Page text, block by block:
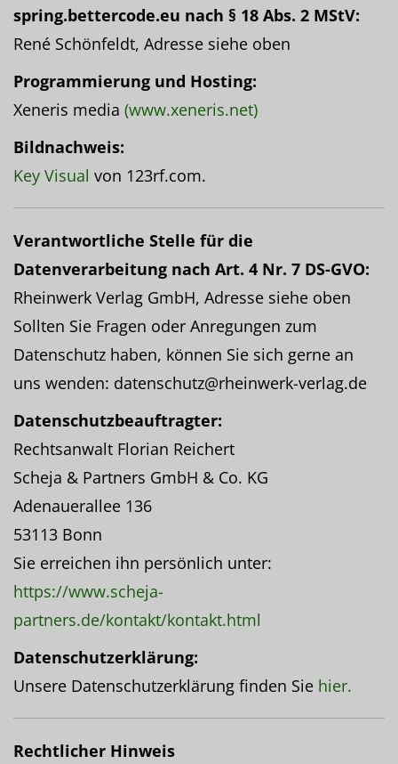
spring.bettercode.eu nach § 18 Abs. 2 MStV:
René Schönfeldt, Adresse siehe oben
Programmierung und Hosting:
Xeneris media (www.xeneris.net)
Bildnachweis:
Key Visual von 123rf.com.
Verantwortliche Stelle für die
Datenverarbeitung nach Art. 4 Nr. 7 DS-GVO:
Rheinwerk Verlag GmbH, Adresse siehe oben
Sollten Sie Fragen oder Anregungen zum
Datenschutz haben, können Sie sich gerne an
uns wenden: datenschutz@rheinwerk-verlag.de
Datenschutzbeauftragter:
Rechtsanwalt Florian Reichert
Scheja & Partners GmbH & Co. KG
Adenauerallee 136
53113 Bonn
Sie erreichen ihn persönlich unter:
https://www.scheja-
partners.de/kontakt/kontakt.html
Datenschutzerklärung:
Unsere Datenschutzerklärung finden Sie hier.
Rechtlicher Hinweis